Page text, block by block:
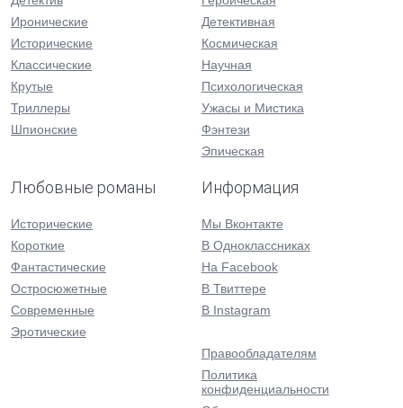
Иронические
Исторические
Классические
Крутые
Триллеры
Шпионские
Детективная
Космическая
Научная
Психологическая
Ужасы и Мистика
Фэнтези
Эпическая
Любовные романы
Исторические
Короткие
Фантастические
Остросюжетные
Современные
Эротические
Информация
Мы Вконтакте
В Одноклассниках
На Facebook
В Твиттере
В Instagram
Правообладателям
Политика
конфиденциальности